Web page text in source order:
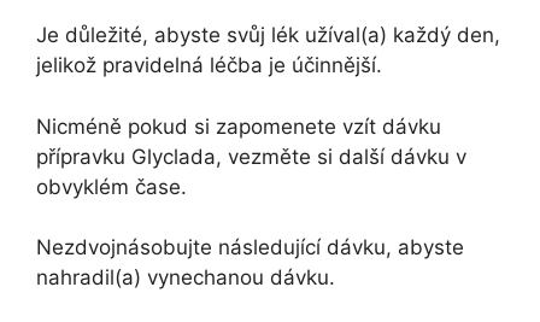
Je důležité, abyste svůj lék užíval(a) každý den,
jelikož pravidelná léčba je účinnější.
Nicméně pokud si zapomenete vzít dávku
přípravku Glyclada, vezměte si další dávku v
obvyklém čase.
Nezdvojnásobujte následující dávku, abyste
nahradil(a) vynechanou dávku.